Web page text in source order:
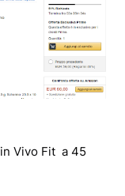
Vivo Fit a 45